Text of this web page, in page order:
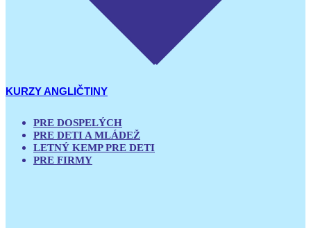
KURZY ANGLIČTINY
PRE DOSPELÝCH
PRE DETI A MLÁDEŽ
LETNÝ KEMP PRE DETI
PRE FIRMY